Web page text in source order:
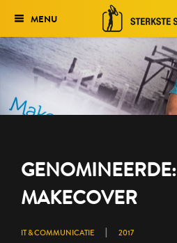
Verkiezing
Het traject
Uitslag 2026
MENU
GENOMINEERDE:
MAKECOVER
IT & COMMUNICATIE | 2017